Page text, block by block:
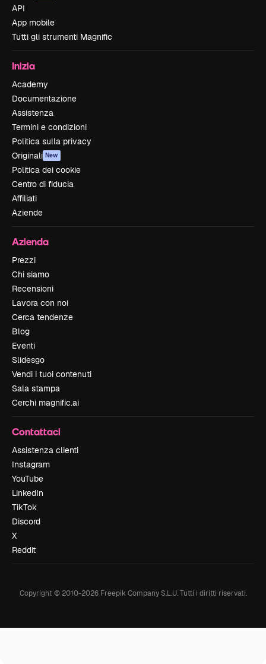
API
App mobile
Tutti gli strumenti Magnific
Inizia
Academy
Documentazione
Assistenza
Termini e condizioni
Politica sulla privacy
Originali New
Politica dei cookie
Centro di fiducia
Affiliati
Aziende
Azienda
Prezzi
Chi siamo
Recensioni
Lavora con noi
Cerca tendenze
Blog
Eventi
Slidesgo
Vendi i tuoi contenuti
Sala stampa
Cerchi magnific.ai
Contattaci
Assistenza clienti
Instagram
YouTube
LinkedIn
TikTok
Discord
X
Reddit
Copyright © 2010-2026Freepik Company S.L.U. Tutti i diritti riservati.